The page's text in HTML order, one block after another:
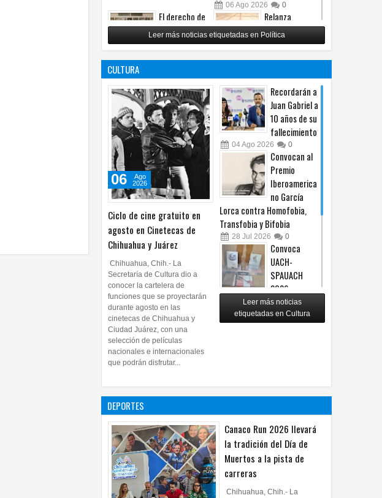
06 Ago 2026 0
El derecho de
las audiencias
no es censura,
es un principio
constitucional: González
05Ago 2026 0
Relanza
Villalobos
programa de
afiliación del
05Ago 2026
Leer más noticias etiquetadas en Política
CULTURA
Ciclo de cine gratuito en
agosto en Cinetecas de
Chihuahua y Juárez
06
Ago
2026
Chihuahua, Chih.- La
Secretaría de Cultura dio a
conocer la cartelera de
funciones que se proyectarán
durante agosto en las
cinetecas de Chihuahua y
Ciudad Juárez, con una
selección de películas
nacionales e internacionales
que podrán disfrutar...
Recordarán a
Juan Gabriel a
10 años de su
fallecimiento
04Ago 2026 0
Convocan al
Premio
Iberoamerica
no García
Lorca contra Homofobia,
Transfobia y Bifobia
28 Jul 2026 0
Convoca
UACH-
SPAUACH
2026 a
publicar textos académicos
28 Jul 2026 0
Copian
Leer más noticias
etiquetadas en Cultura
DEPORTES
Canaco Run 2026 llevará
la tradición del Día de
Muertos a la pista de
carreras
Chihuahua, Chih.- La